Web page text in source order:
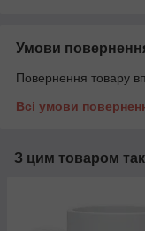
Умови
Повернення товару
Всі умови
З цим товаром